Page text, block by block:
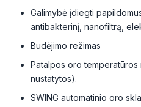
Galimybė įdiegti
antibakterinį, nanofiltrą,
Budėjimo režimas
Patalpos oro temperatūros
nustatytos).
SWING automatinio oro